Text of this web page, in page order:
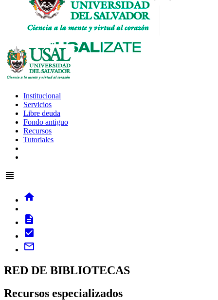
Institucional
Servicios
Libre deuda
Fondo antiguo
Recursos
Tutoriales
view_headline
home
description
check_box
mail_outline
RED DE BIBLIOTECAS
Recursos especializados